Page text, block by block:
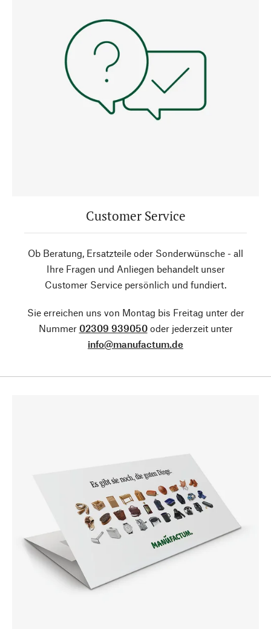
Customer Service
Ob Beratung, Ersatzteile oder Sonderwünsche - all
Ihre Fragen und Anliegen behandelt unser
Customer Service persönlich und fundiert.
Sie erreichen uns von Montag bis Freitag unter der
Nummer 02309 939050oder jederzeit unter
info@manufactum.de